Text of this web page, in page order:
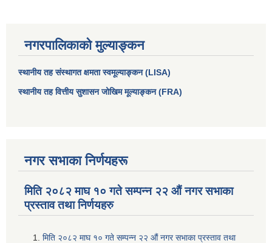
नगरपालिकाको मुल्याङ्कन
स्थानीय तह संस्थागत क्षमता स्वमूल्याङ्कन (LISA)
स्थानीय तह वित्तीय सुशासन जोखिम मूल्याङ्कन (FRA)
नगर सभाका निर्णयहरू
मिति २०८२ माघ १० गते सम्पन्न २२ औं नगर सभाका
प्रस्ताव तथा निर्णयहरु
मिति २०८२ माघ १० गते सम्पन्न २२ औं नगर सभाका प्रस्ताव तथा